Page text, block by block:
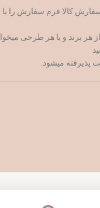
سفارش کالا فرم سفارش را
هر برند و با هر طرحی
میشود.